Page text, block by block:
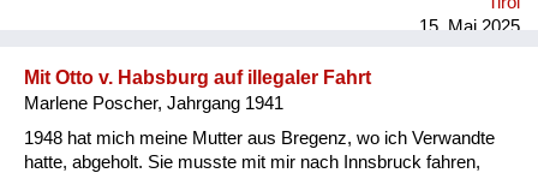
15. Mai 2025
Mit Otto v. Habsburg auf illegaler Fahrt
Marlene Poscher, Jahrgang 1941
1948 hat mich meine Mutter aus Bregenz, wo ich Verwandte
hatte, abgeholt. Sie musste mit mir nach Innsbruck fahren,